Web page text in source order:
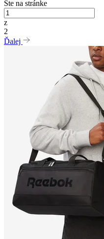
Ste na stránke
z
2
Ďalej